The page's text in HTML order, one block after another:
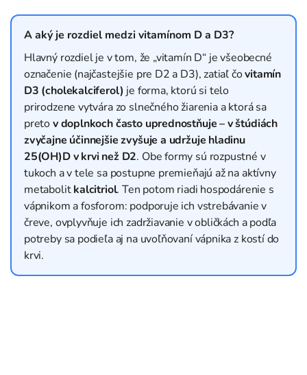
A aký je rozdiel medzi vitamínom D a D3?
Hlavný rozdiel je v tom, že „vitamín D“ je všeobecné
označenie (najčastejšie pre D2 a D3), zatiaľ čovitamín
D3 (cholekalciferol) je forma, ktorú si telo
prirodzene vytvára zo slnečného žiarenia a ktorá sa
pretov doplnkoch často uprednostňuje – v štúdiách
zvyčajne účinnejšie zvyšuje a udržuje hladinu
25(OH)D v krvi než D2. Obe formy sú rozpustné v
tukoch a v tele sa postupne premieňajú až na aktívny
metabolitkalcitriol. Ten potom riadi hospodárenie s
vápnikom a fosforom: podporuje ich vstrebávanie v
čreve, ovplyvňuje ich zadržiavanie v obličkách a podľa
potreby sa podieľa aj na uvoľňovaní vápnika z kostí do
krvi.